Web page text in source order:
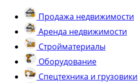
Продажа недвижимости
Аренда недвижимости
Стройматериалы
Оборудование
Спецтехника и грузовики